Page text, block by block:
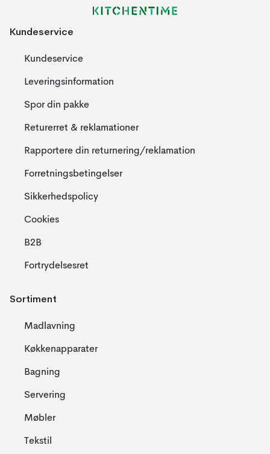
Kundeservice
Kundeservice
Leveringsinformation
Spor din pakke
Returerret & reklamationer
Rapportere din returnering/reklamation
Forretningsbetingelser
Sikkerhedspolicy
Cookies
B2B
Fortrydelsesret
Sortiment
Madlavning
Køkkenapparater
Bagning
Servering
Møbler
Tekstil